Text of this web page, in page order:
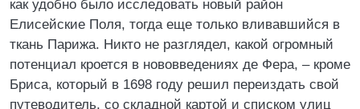
как удобно было исследовать новый район
Елисейские Поля, тогда еще только вливавшийся в
ткань Парижа. Никто не разглядел, какой огромный
потенциал кроется в нововведениях де Фера, – кроме
Бриса, который в 1698 году решил переиздать свой
путеводитель, со складной картой и списком улиц